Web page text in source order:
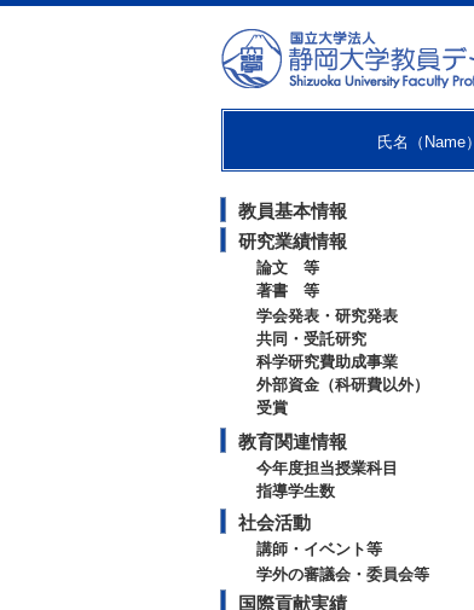
氏名（Name）
教員基本情報
研究業績情報
論文 等
著書 等
学会発表・研究発表
共同・受託研究
科学研究費助成事業
外部資金（科研費以外）
受賞
教育関連情報
今年度担当授業科目
指導学生数
社会活動
講師・イベント等
学外の審議会・委員会等
国際貢献実績